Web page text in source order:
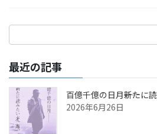
最近の記事
百億千億の日月――新たに
2026年6月26日